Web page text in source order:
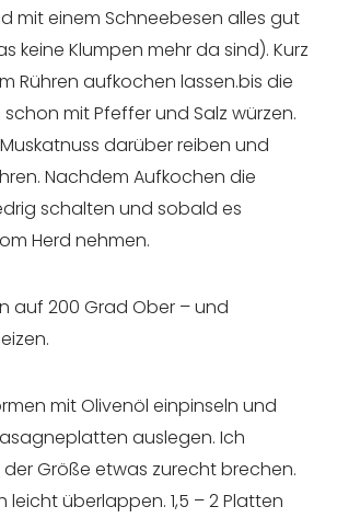
mit einem Schneebesen alles gut
keine Klumpen mehr da sind). Kurz
Rühren aufkochen lassen.bis die
mit Pfeffer und Salz würzen.
darüber reiben und
Nachdem Aufkochen die
schalten und sobald es
Herd nehmen.
auf 200 Grad Ober – und
mit Olivenöl einpinseln und
auslegen. Ich
Größe etwas zurecht brechen.
leicht überlappen. 1,5 – 2 Platten